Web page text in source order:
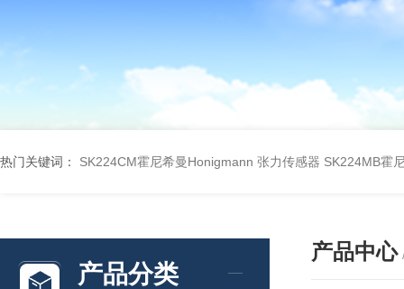
热门关键词： SK224CM霍尼希曼Honigmann 张力传感器 SK224MB霍
产品分类
产品中心